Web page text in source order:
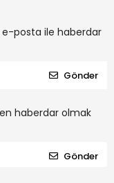
posta ile haberdar
Gönder
haberdar olmak
Gönder